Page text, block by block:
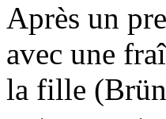
Après un
avec une
la fille